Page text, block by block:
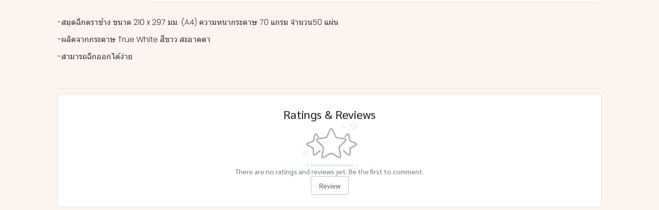
-สมุดฉีกตราช้าง ขนาด 210 x 297 มม. (A4) ความหนากระดาษ 70 แกรม จำนวน50 แผ่น
-ผลิตจากกระดาษ True White สีขาว สะอาดตา
-สามารถฉีกออกได้ง่าย
Ratings & Reviews
There are no ratings and reviews yet. Be the first to comment.
Review